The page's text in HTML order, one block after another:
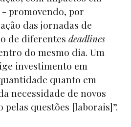
promovendo, por
das jornadas de
de diferentes deadlines
do mesmo dia. Um
investimento em
quanto em
necessidade de novos
questões [laborais]”.